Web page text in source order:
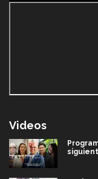
Videos